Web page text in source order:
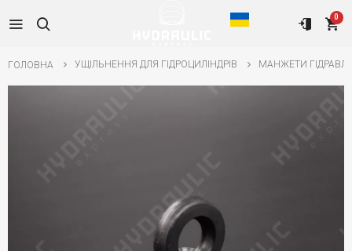
0
ГОЛОВНА УЩІЛЬНЕННЯ ДЛЯ ГІДРОЦИЛІНДРІВ МАНЖЕТИ